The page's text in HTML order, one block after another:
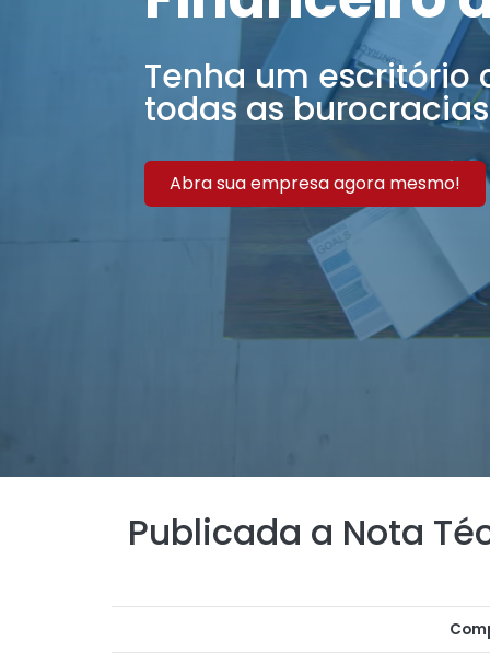
Tenha um
todas as
Abra sua empresa agora mesmo!
Publicada a Nota